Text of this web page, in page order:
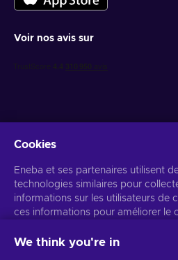
Voir nos avis sur
Vous pouvez vous désabonner à tout
Cookies
Eneba et ses partenaires utilisent
technologies similaires pour
informations sur les utilisateurs de
ces informations pour améliorer le
également être utilisées pour
We think you're in